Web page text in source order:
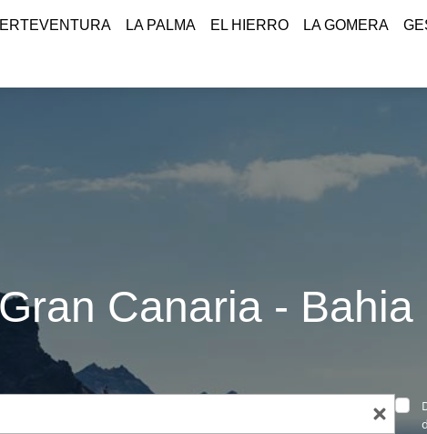
LA PALMA EL HIERRO LA GOMERA
Canaria - Bahia